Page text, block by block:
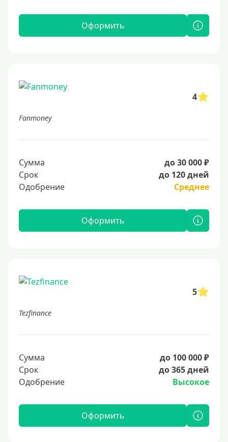
Оформить
4
Fanmoney
Сумма
до 30 000 ₽
Срок
до 120 дней
Одобрение
Среднее
Оформить
5
Tezfinance
Сумма
до 100 000 ₽
Срок
до 365 дней
Одобрение
Высокое
Оформить